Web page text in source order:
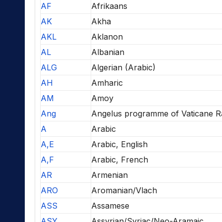
AF
Afrikaans
AK
Akha
AKL
Aklanon
AL
Albanian
ALG
Algerian (Arabic)
AH
Amharic
AM
Amoy
Ang
Angelus programme of Vaticane
A
Arabic
A,E
Arabic, English
A,F
Arabic, French
AR
Armenian
ARO
Aromanian/Vlach
ASS
Assamese